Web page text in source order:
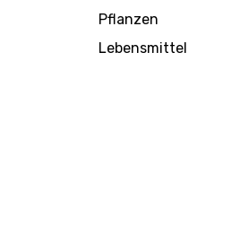
Pflanzen
Lebensmittel